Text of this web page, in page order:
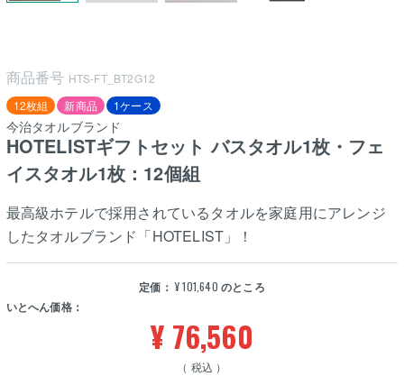
商品番号 HTS-FT_BT2G12
12枚組
新商品 1ケース
今治タオルブランド
HOTELISTギフトセット バスタオル1枚・フェ
イスタオル1枚：12個組
最高級ホテルで採用されているタオルを家庭用にアレンジ
したタオルブランド「HOTELIST」！
定価： ¥101,640 のところ
いとへん価格：
¥ 76,560
税込